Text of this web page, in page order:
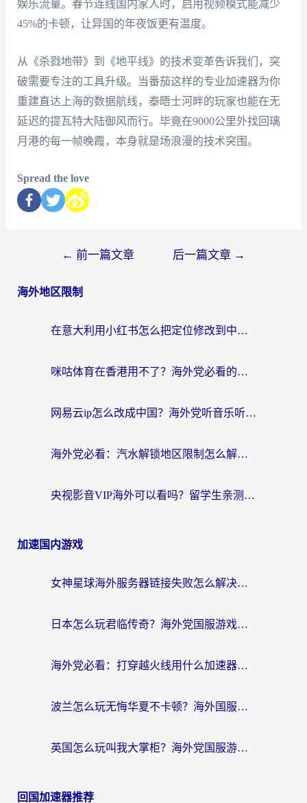
娱乐流量。春节连线国内家人时，启用视频模式能减少
45%的卡顿，让异国的年夜饭更有温度。
从《杀戮地带》到《地平线》的技术变革告诉我们，突
破需要专注的工具升级。当番茄这样的专业加速器为你
重建直达上海的数据航线，泰晤士河畔的玩家也能在无
延迟的提瓦特大陆御风而行。毕竟在9000公里外找回璃
月港的每一帧晚霞，本身就是场浪漫的技术突围。
Spread the love
← 前一篇文章 后一篇文章 →
海外地区限制
在意大利用小红书怎么把定位修改到中国国内？3个实用技巧+1个靠谱工具帮你搞定
咪咕体育在香港用不了？海外党必看的回国加速器选择指南（附3个真实场景解决方案）
网易云ip怎么改成中国？海外党听音乐听书的无痛解决方案
海外党必看：汽水解锁地区限制怎么解除？3招解决国内影音&生活服务难题
央视影音VIP海外可以看吗？留学生亲测有效的回国加速器选择指南
加速国内游戏
女神星球海外服务器链接失败怎么解决？海外党国服游戏加速避坑指南
日本怎么玩君临传奇？海外党国服游戏加速避坑指南（附菲律宾欧洲玩家实测）
海外党必看：打穿越火线用什么加速器？解决延迟卡顿，还能玩奇妙拼图世界和第五人格
波兰怎么玩无悔华夏不卡顿？海外国服游戏加速器终极指南（附征途2萤火突击解决方案）
英国怎么玩叫我大掌柜？海外党国服游戏加速避坑指南（附实测推荐）
回国加速器推荐